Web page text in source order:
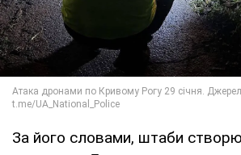
За його словами, штаби